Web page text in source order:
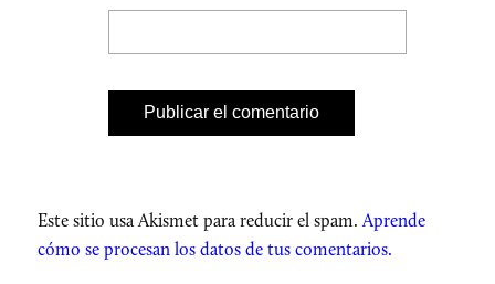
Este sitio usa Akismet para reducir el spam. Aprende
cómo se procesan los datos de tus comentarios.